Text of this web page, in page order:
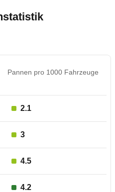
Pannen pro 1000 Fahrzeuge
2.1
3
4.5
4.2